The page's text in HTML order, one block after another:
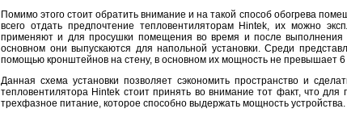
Помимо этого стоит обратить внимание и на такой способ обогрева
всего отдать предпочтение тепловентиляторам Hintek, их можно
применяют и для просушки помещения во время и после выполнения
основном они выпускаются для напольной установки. Среди
помощью кронштейнов на стену, в основном их мощность не превышает 6
Данная схема установки позволяет сэкономить пространство и
тепловентилятора Hintek стоит принять во внимание тот факт, что
трехфазное питание, которое способно выдержать мощность устройства.